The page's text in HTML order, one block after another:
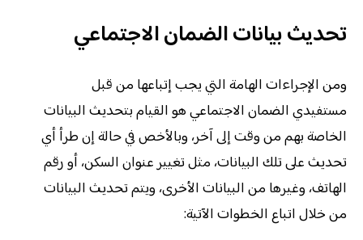
تحديث بيانات الضمان الاجتماعي
ومن الإجراءات الهامة التي يجب إتباعها من قبل
مستفيدي الضمان الاجتماعي هو القيام بتحديث البيانات
الخاصة بهم من وقت إلى آخر، وبالأخص في حالة إن طرأ أي
تحديث على تلك البيانات، مثل تغيير عنوان السكن، أو رقم
الهاتف، وغيرها من البيانات الأخرى، ويتم تحديث البيانات
من خلال اتباع الخطوات الآتية: